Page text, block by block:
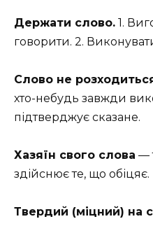
Держати слово. 1.
говорити. 2.
Слово не
хто-небудь завжди
підтверджує сказане.
Хазяїн свого слова —
здійснює те, що обіцяє.
Твердий (міцний) на